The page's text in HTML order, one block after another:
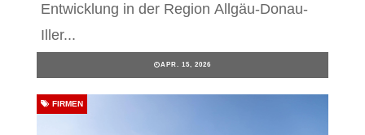
Entwicklung in der Region Allgäu-Donau-
Iller...
APR. 15, 2026
FIRMEN